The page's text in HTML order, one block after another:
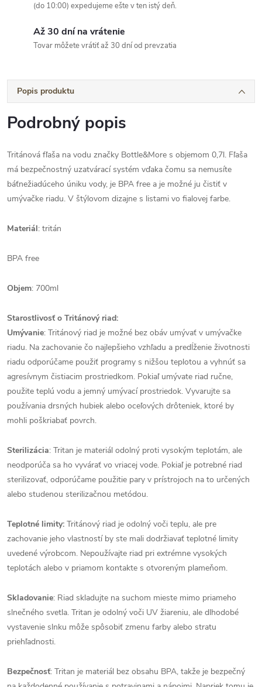
(do 10:00) expedujeme ešte v ten istý deň.
Až 30 dní na vrátenie
Tovar môžete vrátiť až 30 dní od prevzatia
Popis produktu
Podrobný popis
Tritánová fľaša na vodu značky Bottle&More s objemom 0,7l. Fľaša
má bezpečnostný uzatvárací systém vďaka čomu sa nemusíte
báťnežiadúceho úniku vody, je BPA free a je možné ju čistiť v
umývačke riadu. V štýlovom dizajne s listami vo fialovej farbe.
Materiál: tritán
BPA free
Objem: 700ml
Starostlivosť o Tritánový riad:
Umývanie: Tritánový riad je možné bez obáv umývať v umývačke
riadu. Na zachovanie čo najlepšieho vzhľadu a predĺženie životnosti
riadu odporúčame použiť programy s nižšou teplotou a vyhnúť sa
agresívnym čistiacim prostriedkom. Pokiaľ umývate riad ručne,
použite teplú vodu a jemný umývací prostriedok. Vyvarujte sa
používania drsných hubiek alebo oceľových drôteniek, ktoré by
mohli poškriabať povrch.
Sterilizácia: Tritan je materiál odolný proti vysokým teplotám, ale
neodporúča sa ho vyvárať vo vriacej vode. Pokiaľ je potrebné riad
sterilizovať, odporúčame použitie pary v prístrojoch na to určených
alebo studenou sterilizačnou metódou.
Teplotné limity: Tritánový riad je odolný voči teplu, ale pre
zachovanie jeho vlastností by ste mali dodržiavať teplotné limity
uvedené výrobcom. Nepoužívajte riad pri extrémne vysokých
teplotách alebo v priamom kontakte s otvoreným plameňom.
Skladovanie: Riad skladujte na suchom mieste mimo priameho
slnečného svetla. Tritan je odolný voči UV žiareniu, ale dlhodobé
vystavenie slnku môže spôsobiť zmenu farby alebo stratu
priehľadnosti.
Bezpečnosť: Tritan je materiál bez obsahu BPA, takže je bezpečný